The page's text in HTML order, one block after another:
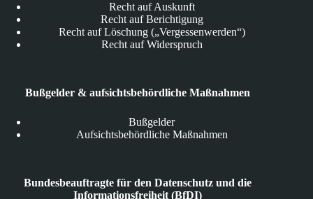
Recht auf Auskunft
Recht auf Berichtigung
Recht auf Löschung („Vergessenwerden“)
Recht auf Widerspruch
Bußgelder & aufsichtsbehördliche Maßnahmen
Bußgelder
Aufsichtsbehördliche Maßnahmen
Bundesbeauftragte für den Datenschutz und die
Informationsfreiheit (BfDI)